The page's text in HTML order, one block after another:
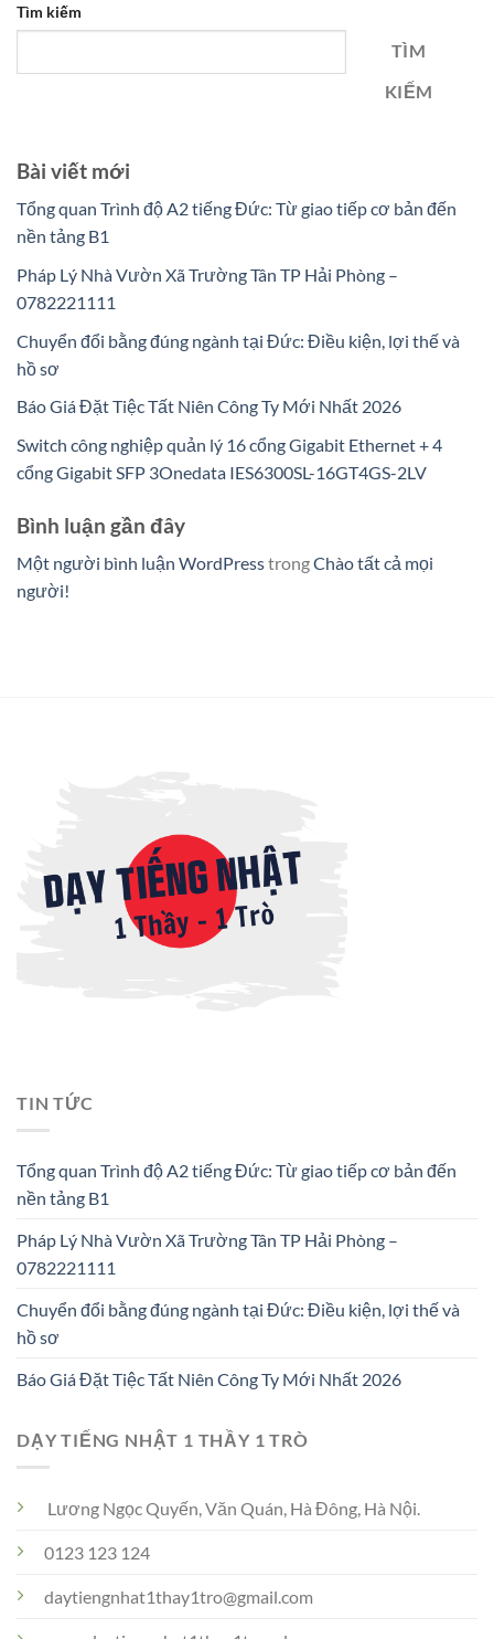
Tìm kiếm
TÌM
KIẾM
Bài viết mới
Tổng quan Trình độ A2 tiếng Đức: Từ giao tiếp cơ bản đến
nền tảng B1
Pháp Lý Nhà Vườn Xã Trường Tân TP Hải Phòng –
0782221111
Chuyển đổi bằng đúng ngành tại Đức: Điều kiện, lợi thế và
hồ sơ
Báo Giá Đặt Tiệc Tất Niên Công Ty Mới Nhất 2026
Switch công nghiệp quản lý 16 cổng Gigabit Ethernet + 4
cổng Gigabit SFP 3Onedata IES6300SL-16GT4GS-2LV
Bình luận gần đây
Một người bình luận WordPresstrongChào tất cả mọi
người!
TIN TỨC
Tổng quan Trình độ A2 tiếng Đức: Từ giao tiếp cơ bản đến
nền tảng B1
Pháp Lý Nhà Vườn Xã Trường Tân TP Hải Phòng –
0782221111
Chuyển đổi bằng đúng ngành tại Đức: Điều kiện, lợi thế và
hồ sơ
Báo Giá Đặt Tiệc Tất Niên Công Ty Mới Nhất 2026
DẠY TIẾNG NHẬT 1 THẦY 1 TRÒ
Lương Ngọc Quyến, Văn Quán, Hà Đông, Hà Nội.
0123 123 124
daytiengnhat1thay1tro@gmail.com